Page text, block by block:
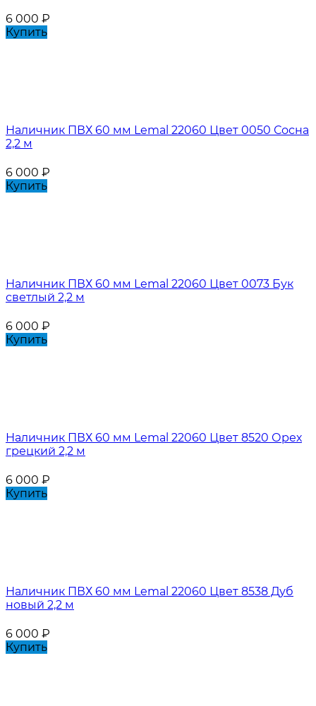
6 000 ₽
Купить
Наличник ПВХ 60 мм Lemal 22060 Цвет 0050 Сосна
2,2 м
6 000 ₽
Купить
Наличник ПВХ 60 мм Lemal 22060 Цвет 0073 Бук
светлый 2,2 м
6 000 ₽
Купить
Наличник ПВХ 60 мм Lemal 22060 Цвет 8520 Орех
грецкий 2,2 м
6 000 ₽
Купить
Наличник ПВХ 60 мм Lemal 22060 Цвет 8538 Дуб
новый 2,2 м
6 000 ₽
Купить